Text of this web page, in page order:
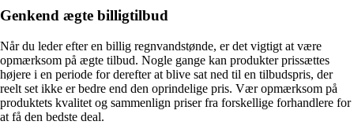
Genkend ægte billigtilbud
Når du leder efter en billig regnvandstønde, er det vigtigt at være
opmærksom på ægte tilbud. Nogle gange kan produkter prissættes
højere i en periode for derefter at blive sat ned til en tilbudspris, der
reelt set ikke er bedre end den oprindelige pris. Vær opmærksom på
produktets kvalitet og sammenlign priser fra forskellige forhandlere for
at få den bedste deal.